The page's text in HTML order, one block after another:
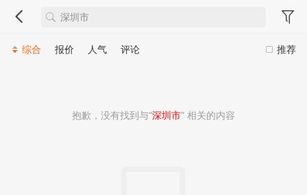
推荐
综合 报价 人气 评论
抱歉，没有找到与“深圳市” 相关的内容